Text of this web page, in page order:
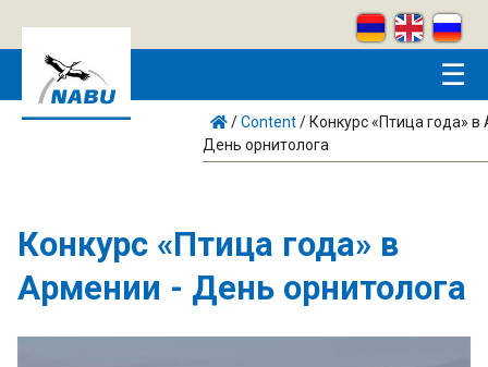
☰
/Content/ Конкурс «Птица года»
День орнитолога
Конкурс «Птица года» в
Армении - День орнитолога